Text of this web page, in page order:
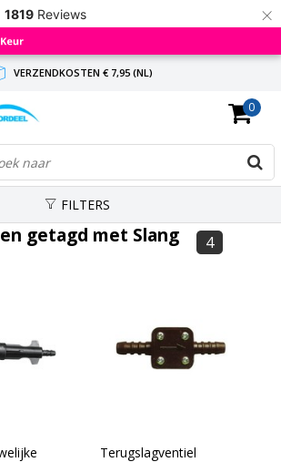
1819 Reviews ×
VERZENDKOSTEN € 7,95 (NL)
VERZENDING(NL) VANAF € 65,-
1-3 WERKDAGEN ANTWOORD
0
FILTERS
getagd met Slang 4
Terugslagventiel